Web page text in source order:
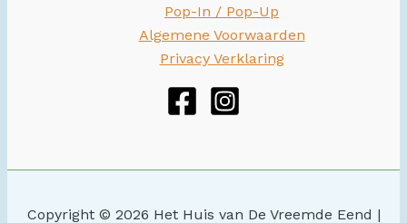
Pop-In / Pop-Up
Algemene Voorwaarden
Privacy Verklaring
Copyright © 2026 Het Huis van De Vreemde Eend |